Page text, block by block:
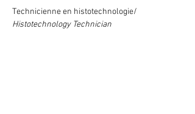
Technicienne en histotechnologie/
Histotechnology Technician